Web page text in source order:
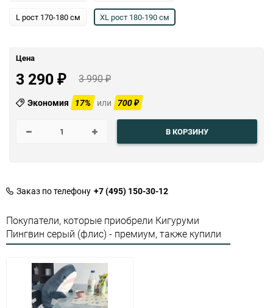
L рост 170-180 см XL рост 180-190 см
Цена
3 290 ₽ 3 990₽
Экономия 17% или 700₽
В КОРЗИНУ
Заказ по телефону +7 (495) 150-30-12
Покупатели, которые приобрели Кигуруми
Пингвин серый (флис) - премиум, также купили